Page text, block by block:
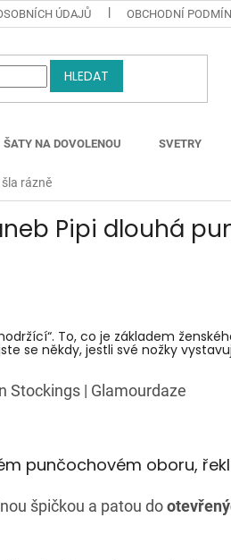
ÚDAJŮ OBCHODNÍ
HLEDAT
ŠATY NA DOVOLENOU SVETRY
rázně
Pipi dlouhá
To, co je základem
se někdy, jestli své nožky
punčochovém oboru,
špičkou a patou do